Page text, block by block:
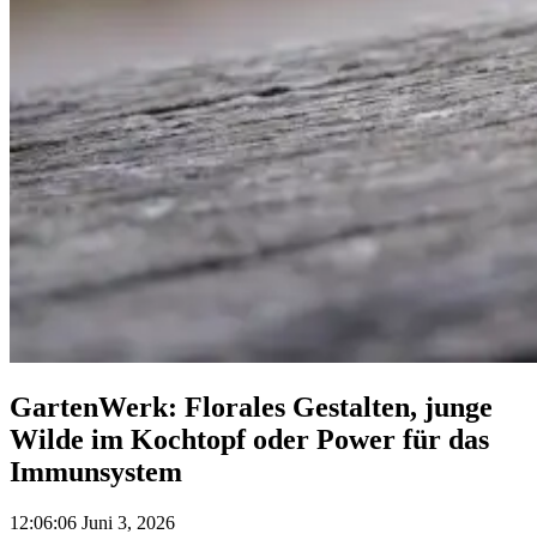
GartenWerk: Florales Gestalten, junge
Wilde im Kochtopf oder Power für das
Immunsystem
12:06:06 Juni 3, 2026